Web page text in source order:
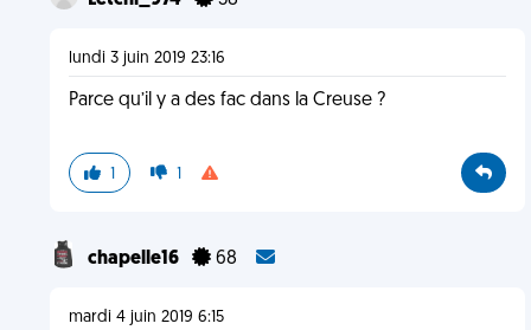
lundi 3 juin 2019 23:16
Parce qu’il y a des fac dans la Creuse ?
1 1
chapelle16 68
mardi 4 juin 2019 6:15